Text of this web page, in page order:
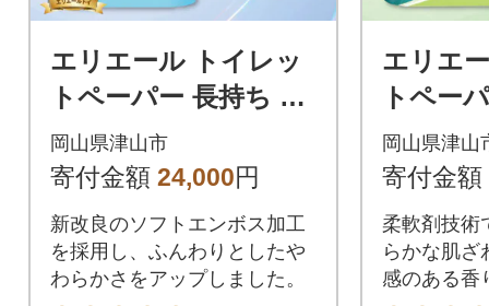
エリエール トイレッ
トペーパー 長持ち 82.
5m シングル 12R×6パ
ック(72個)
岡山県津山市
寄付金額 24,000円
新改良のソフトエンボス加工
を採用し、ふんわりとしたや
わらかさをアップしました。
エリエ
トペー
m ダブ
ク(72個)
岡山県津山
寄付金額
柔軟剤技術
らかな肌ざ
感のある香